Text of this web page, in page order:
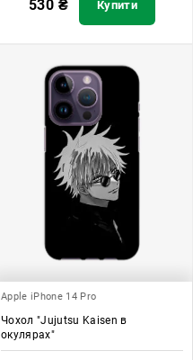
530 ₴ Купити
Apple iPhone 14 Pro
Чохол "Jujutsu Kaisen в
окулярах"